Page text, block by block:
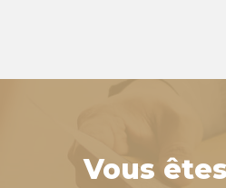
Vous